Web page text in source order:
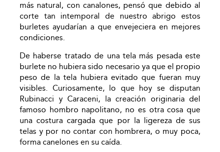
más natural, con canalones, pensó que debido al
corte tan intemporal de nuestro abrigo estos
burletes ayudarían a que envejeciera en mejores
condiciones.
De haberse tratado de una tela más pesada este
burlete no hubiera sido necesario ya que el propio
peso de la tela hubiera evitado que fueran muy
visibles. Curiosamente, lo que hoy se disputan
Rubinacci y Caraceni, la creación originaria del
famoso hombro napolitano, no es otra cosa que
una costura cargada que por la ligereza de sus
telas y por no contar con hombrera, o muy poca,
forma canelones en su caída.